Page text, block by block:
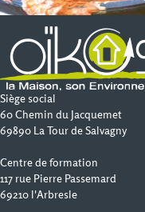
Siège social
60 Chemin du Jacquemet
69890 La Tour de Salvagny
Centre de formation
117 rue Pierre Passemard
69210 l'Arbresle